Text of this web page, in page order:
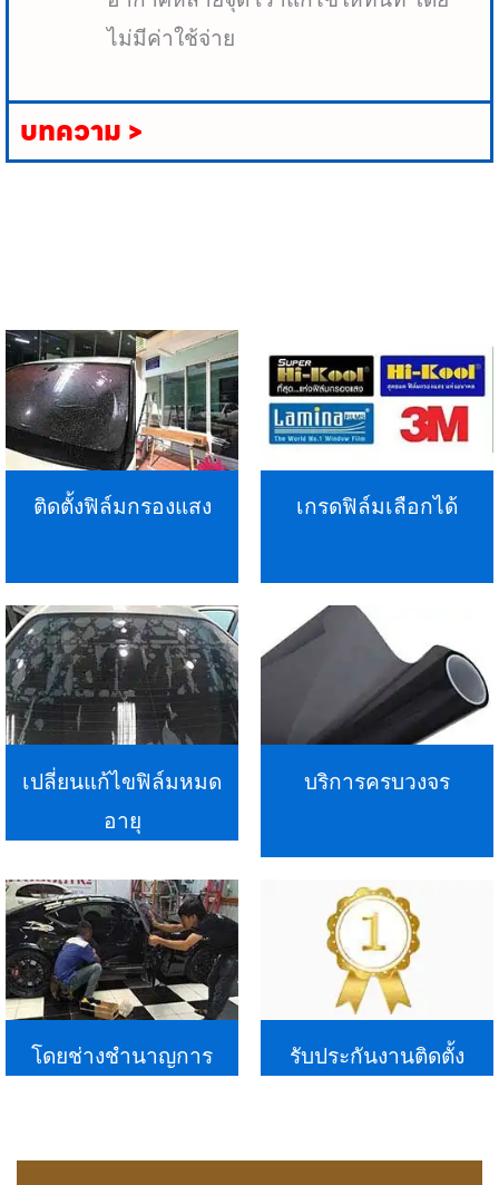
ไม่มีค่าใช้จ่าย
บทความ >
ติดตั้งฟิล์มกรองแสง เกรดฟิล์มเลือกได้
เปลี่ยนแก้ไขฟิล์มหมด
อายุ
บริการครบวงจร
โดยช่างชำนาญการ รับประกันงานติดตั้ง